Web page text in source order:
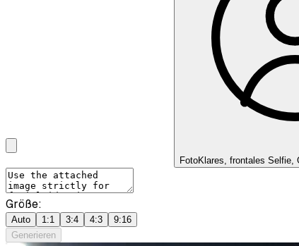
FotoKlares, frontales Selfie,
Größe:
Auto 1:1 3:4 4:3
9:16
Generieren